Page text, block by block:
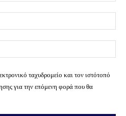
ταχυδρομείο και τον ιστότοπό
για την επόμενη φορά που θα